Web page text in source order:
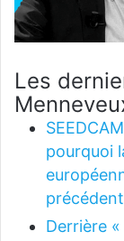
Les
pourquoi
Derrière